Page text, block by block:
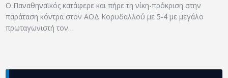
Ο Παναθηναϊκός κατάφερε και πήρε τη νίκη-πρόκριση στην
παράταση κόντρα στον ΑΟΔ Κορυδαλλού με 5-4 με μεγάλο
πρωταγωνιστή τον…